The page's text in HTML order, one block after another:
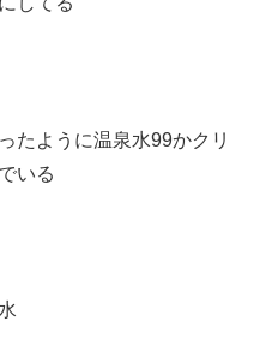
たように温泉水99かクリ
いる